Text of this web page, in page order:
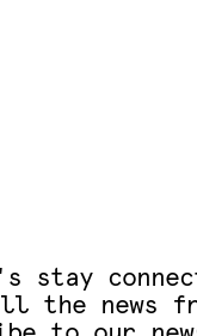
stay
the news